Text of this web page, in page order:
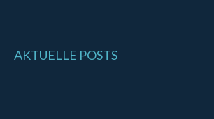
AKTUELLE POSTS